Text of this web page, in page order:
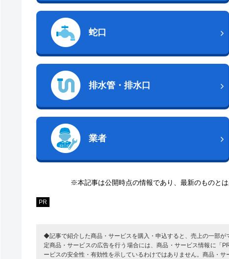
蛇口
排水管・排水口
業者
※本記事は公開時点の情報であり、最新のものと
PR
◆記事で紹介した商品・サービスを購入・申込すると、売上の一部
定商品・サービスの広告を行う場合には、商品・サービス情報に「
ービスの安全性・有効性を示しているわけではありません。商品・